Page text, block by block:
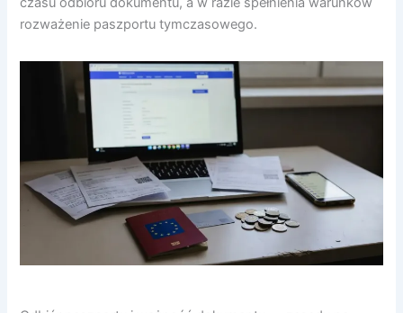
rozważenie paszportu tymczasowego.